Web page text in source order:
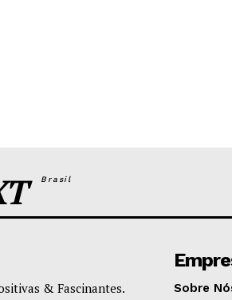
Brasil
& Fascinantes.
Sobre